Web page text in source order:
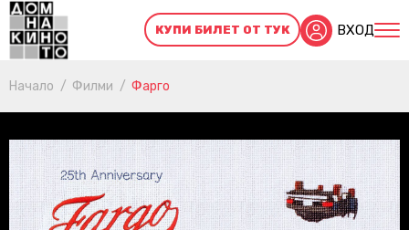
КУПИ БИЛЕТ ОТ ТУК ВХОД
Начало Филми Фарго